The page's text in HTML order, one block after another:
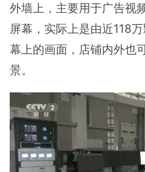
外墙上，主要用于广告视
屏幕，实际上是由近118
幕上的画面，店铺内外也
景。